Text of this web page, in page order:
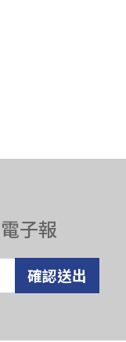
子報
確認送出